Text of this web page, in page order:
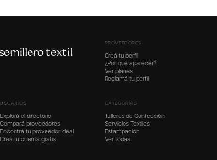
PROVEEDORES
Creá tu perfil
¿Por qué aparecer?
Ver planes
Reclamá tu perfil
USUARIOS
Explorá el directorio
Compará proveedores
Encontrá tu proveedor ideal
Creá tu cuenta gratis
CATEGORÍAS
Talleres de Confección
Servicios Textiles
Estampación
Ver todas